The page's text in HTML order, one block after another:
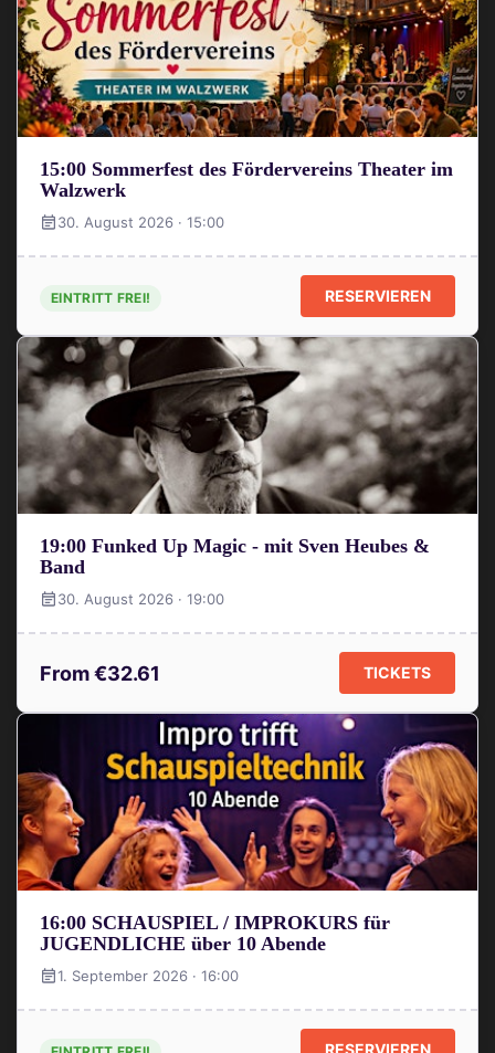
15:00 Sommerfest des Fördervereins Theater im
Walzwerk
30. August 2026 · 15:00
EINTRITT FREI! RESERVIEREN
19:00 Funked Up Magic - mit Sven Heubes &
Band
30. August 2026 · 19:00
From €32.61 TICKETS
16:00 SCHAUSPIEL / IMPROKURS für
JUGENDLICHE über 10 Abende
1. September 2026 · 16:00
RESERVIEREN